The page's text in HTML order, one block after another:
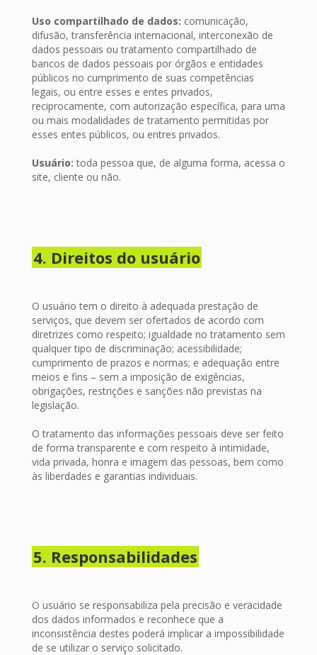
Uso compartilhado de dados: comunicação,
difusão, transferência internacional, interconexão de
dados pessoais ou tratamento compartilhado de
bancos de dados pessoais por órgãos e entidades
públicos no cumprimento de suas competências
legais, ou entre esses e entes privados,
reciprocamente, com autorização específica, para uma
ou mais modalidades de tratamento permitidas por
esses entes públicos, ou entres privados.
Usuário: toda pessoa que, de alguma forma, acessa o
site, cliente ou não.
4. Direitos do usuário
O usuário tem o direito à adequada prestação de
serviços, que devem ser ofertados de acordo com
diretrizes como respeito; igualdade no tratamento sem
qualquer tipo de discriminação; acessibilidade;
cumprimento de prazos e normas; e adequação entre
meios e fins – sem a imposição de exigências,
obrigações, restrições e sanções não previstas na
legislação.
O tratamento das informações pessoais deve ser feito
de forma transparente e com respeito à intimidade,
vida privada, honra e imagem das pessoas, bem como
às liberdades e garantias individuais.
5. Responsabilidades
O usuário se responsabiliza pela precisão e veracidade
dos dados informados e reconhece que a
inconsistência destes poderá implicar a impossibilidade
de se utilizar o serviço solicitado.